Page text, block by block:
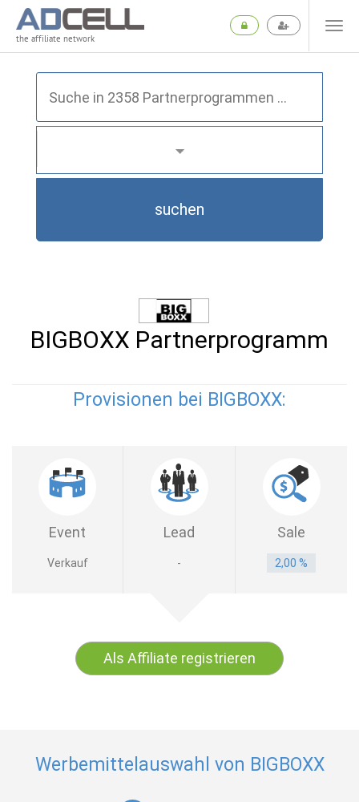
the affiliate network
suchen
BIGBOXX Partnerprogramm
Provisionen bei BIGBOXX:
Event Lead Sale
Verkauf - 2,00 %
Als Affiliate registrieren
Werbemittelauswahl von BIGBOXX